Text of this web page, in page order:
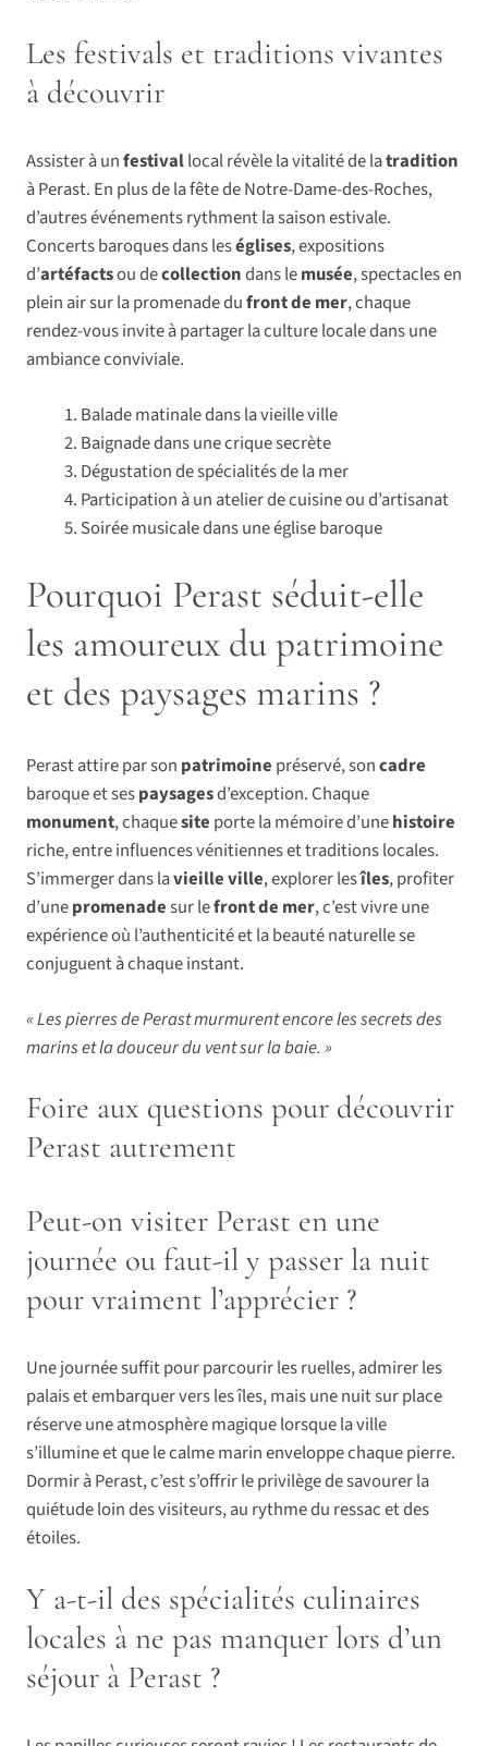
Les festivals et traditions vivantes
à découvrir
Assister à unfestivallocal révèle la vitalité de latradition
à Perast. En plus de la fête de Notre-Dame-des-Roches,
d’autres événements rythment la saison estivale.
Concerts baroques dans leséglises, expositions
d’artéfactsou decollectiondans lemusée, spectacles en
plein air sur la promenade dufront de mer, chaque
rendez-vous invite à partager la culture locale dans une
ambiance conviviale.
Balade matinale dans la vieille ville
Baignade dans une crique secrète
Dégustation de spécialités de la mer
Participation à un atelier de cuisine ou d’artisanat
Soirée musicale dans une église baroque
Pourquoi Perast séduit-elle
les amoureux du patrimoine
et des paysages marins ?
Perast attire par son patrimoine préservé, soncadre
baroque et sespaysagesd’exception. Chaque
monument, chaquesite porte la mémoire d’unehistoire
riche, entre influences vénitiennes et traditions locales.
S’immerger dans lavieille ville, explorer lesîles, profiter
d’unepromenadesur lefront de mer, c’est vivre une
expérience où l’authenticité et la beauté naturelle se
conjuguent à chaque instant.
« Les pierres de Perast murmurent encore les secrets des
marins et la douceur du vent sur la baie. »
Foire aux questions pour découvrir
Perast autrement
Peut-on visiter Perast en une
journée ou faut-il y passer la nuit
pour vraiment l’apprécier ?
Une journée suffit pour parcourir les ruelles, admirer les
palais et embarquer vers les îles, mais une nuit sur place
réserve une atmosphère magique lorsque la ville
s’illumine et que le calme marin enveloppe chaque pierre.
Dormir à Perast, c’est s’offrir le privilège de savourer la
quiétude loin des visiteurs, au rythme du ressac et des
étoiles.
Y a-t-il des spécialités culinaires
locales à ne pas manquer lors d’un
séjour à Perast ?